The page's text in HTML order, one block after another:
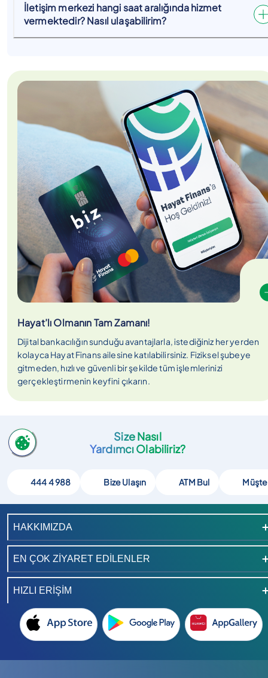
İletişim merkezi hangi saat aralığında hizmet
vermektedir? Nasıl ulaşabilirim?
Hayat’lı Olmanın Tam Zamanı!
Dijital bankacılığın sunduğu avantajlarla, istediğiniz her yerden
kolayca Hayat Finans ailesine katılabilirsiniz. Fiziksel şubeye
gitmeden, hızlı ve güvenli bir şekilde tüm işlemlerinizi
gerçekleştirmenin keyfini çıkarın.
Size Nasıl
Yardımcı Olabiliriz?
444 4 988 Bize Ulaşın ATM Bul
HAKKIMIZDA
EN ÇOK ZİYARET EDİLENLER
HIZLI ERİŞİM